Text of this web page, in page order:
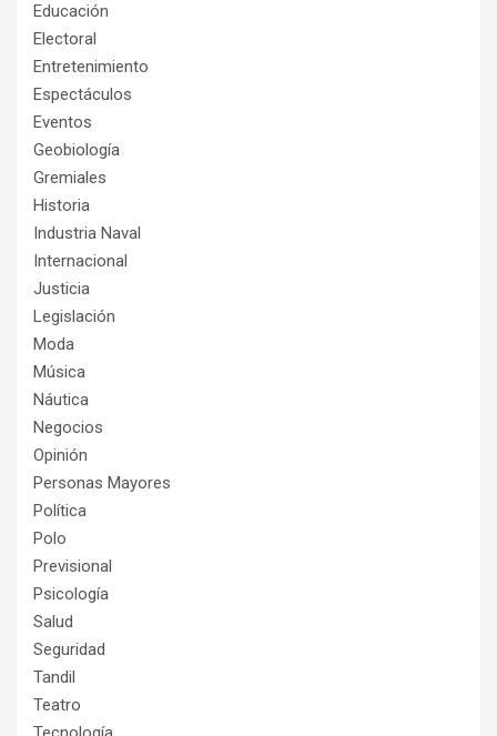
Educación
Electoral
Entretenimiento
Espectáculos
Eventos
Geobiología
Gremiales
Historia
Industria Naval
Internacional
Justicia
Legislación
Moda
Música
Náutica
Negocios
Opinión
Personas Mayores
Política
Polo
Previsional
Psicología
Salud
Seguridad
Tandil
Teatro